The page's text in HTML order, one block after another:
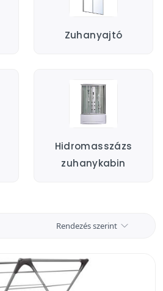
Zuhanyajtó
Hidromasszázs
zuhanykabin
Rendezés szerint